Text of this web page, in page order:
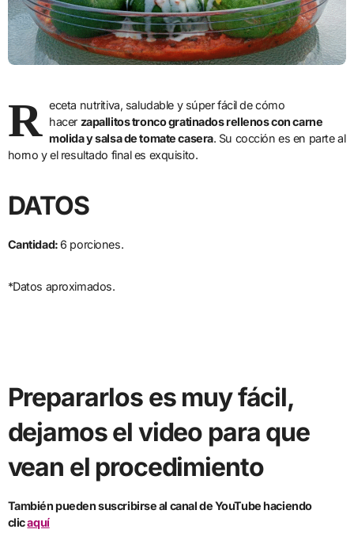
R eceta nutritiva, saludable y súper fácil de cómo
hacer zapallitos tronco gratinados rellenos con carne
molida y salsa de tomate casera. Su cocción es en parte al
horno y el resultado final es exquisito.
DATOS
Cantidad:6 porciones.
*Datos aproximados.
Prepararlos es muy fácil,
dejamos el video para que
vean el procedimiento
También pueden suscribirse al canal de YouTube haciendo
clicaquí